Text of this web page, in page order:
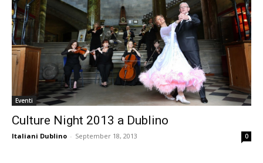
Eventi
Culture Night 2013 a Dublino
Italiani Dublino - September 18, 2013 0